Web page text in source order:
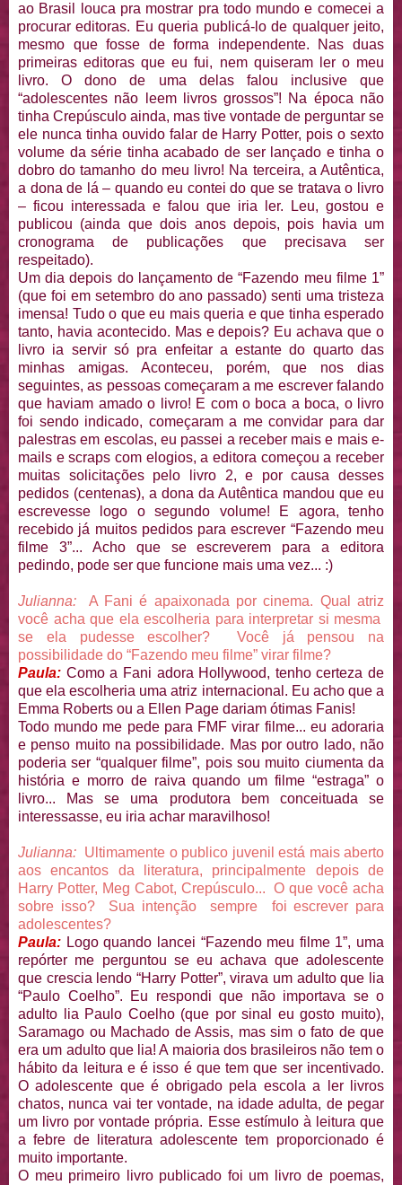
ao Brasil louca pra mostrar pra todo mundo e comecei a
procurar editoras. Eu queria publicá-lo de qualquer jeito,
mesmo que fosse de forma independente. Nas duas
primeiras editoras que eu fui, nem quiseram ler o meu
livro. O dono de uma delas falou inclusive que
“adolescentes não leem livros grossos”! Na época não
tinha Crepúsculo ainda, mas tive vontade de perguntar se
ele nunca tinha ouvido falar de Harry Potter, pois o sexto
volume da série tinha acabado de ser lançado e tinha o
dobro do tamanho do meu livro! Na terceira, a Autêntica,
a dona de lá – quando eu contei do que se tratava o livro
– ficou interessada e falou que iria ler. Leu, gostou e
publicou (ainda que dois anos depois, pois havia um
cronograma de publicações que precisava ser
respeitado).
Um dia depois do lançamento de “Fazendo meu filme 1”
(que foi em setembro do ano passado) senti uma tristeza
imensa! Tudo o que eu mais queria e que tinha esperado
tanto, havia acontecido. Mas e depois? Eu achava que o
livro ia servir só pra enfeitar a estante do quarto das
minhas amigas. Aconteceu, porém, que nos dias
seguintes, as pessoas começaram a me escrever falando
que haviam amado o livro! E com o boca a boca, o livro
foi sendo indicado, começaram a me convidar para dar
palestras em escolas, eu passei a receber mais e mais e-
mails e scraps com elogios, a editora começou a receber
muitas solicitações pelo livro 2, e por causa desses
pedidos (centenas), a dona da Autêntica mandou que eu
escrevesse logo o segundo volume! E agora, tenho
recebido já muitos pedidos para escrever “Fazendo meu
filme 3”... Acho que se escreverem para a editora
pedindo, pode ser que funcione mais uma vez... :)
Julianna: A Fani é apaixonada por cinema. Qual atriz
você acha que ela escolheria para interpretar si mesma
se ela pudesse escolher? Você já pensou na
possibilidade do “Fazendo meu filme” virar filme?
Paula: Como a Fani adora Hollywood, tenho certeza de
que ela escolheria uma atriz internacional. Eu acho que a
Emma Roberts ou a Ellen Page dariam ótimas Fanis!
Todo mundo me pede para FMF virar filme... eu adoraria
e penso muito na possibilidade. Mas por outro lado, não
poderia ser “qualquer filme”, pois sou muito ciumenta da
história e morro de raiva quando um filme “estraga” o
livro... Mas se uma produtora bem conceituada se
interessasse, eu iria achar maravilhoso!
Julianna: Ultimamente o publico juvenil está mais aberto
aos encantos da literatura, principalmente depois de
Harry Potter, Meg Cabot, Crepúsculo... O que você acha
sobre isso? Sua intenção sempre foi escrever para
adolescentes?
Paula: Logo quando lancei “Fazendo meu filme 1”, uma
repórter me perguntou se eu achava que adolescente
que crescia lendo “Harry Potter”, virava um adulto que lia
“Paulo Coelho”. Eu respondi que não importava se o
adulto lia Paulo Coelho (que por sinal eu gosto muito),
Saramago ou Machado de Assis, mas sim o fato de que
era um adulto que lia! A maioria dos brasileiros não tem o
hábito da leitura e é isso é que tem que ser incentivado.
O adolescente que é obrigado pela escola a ler livros
chatos, nunca vai ter vontade, na idade adulta, de pegar
um livro por vontade própria. Esse estímulo à leitura que
a febre de literatura adolescente tem proporcionado é
muito importante.
O meu primeiro livro publicado foi um livro de poemas,